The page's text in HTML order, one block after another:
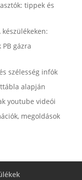
tippek és
gázra
szélesség infók
alapján
youtube videói
megoldások